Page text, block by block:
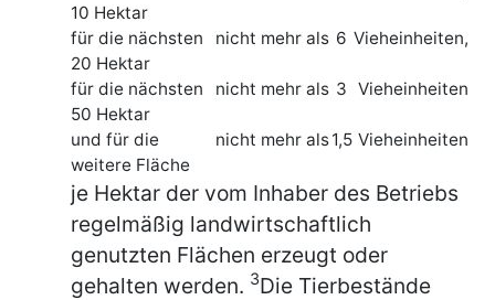
10 Hektar
für die nächsten
20 Hektar
nicht mehr als 6 Vieheinheiten,
für die nächsten
50 Hektar
nicht mehr als 3 Vieheinheiten
und für die
weitere Fläche
nicht mehr als1,5 Vieheinheiten
je Hektar der vom Inhaber des Betriebs
regelmäßig landwirtschaftlich
genutzten Flächen erzeugt oder
gehalten werden. 3Die Tierbestände